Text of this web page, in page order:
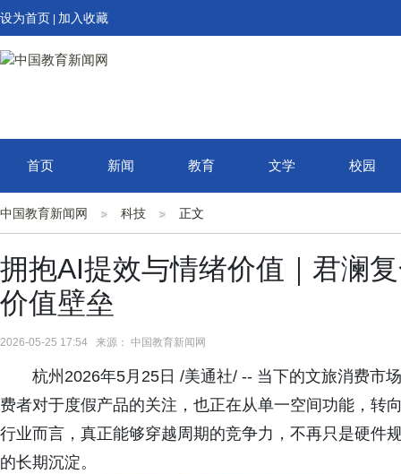
设为首页 加入收藏
首页 新闻 教育 文学 校园
中国教育新闻网 科技 正文
拥抱AI提效与情绪价值｜君澜
价值壁垒
2026-05-25 17:54 来源： 中国教育新闻网
杭州2026年5月25日 /美通社/ -- 当下的文旅消费市
费者对于度假产品的关注，也正在从单一空间功能，转
行业而言，真正能够穿越周期的竞争力，不再只是硬件
的长期沉淀。